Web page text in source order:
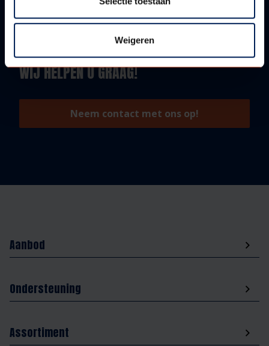
Weigeren
VRAGEN?
WIJ HELPEN U GRAAG!
Neem contact met ons op!
Aanbod
Ondersteuning
Assortiment